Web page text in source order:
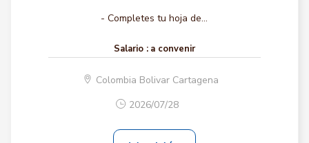
- Completes tu hoja de...
Salario : a convenir
Colombia Bolivar Cartagena
2026/07/28